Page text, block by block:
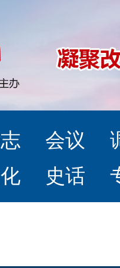
会议
史话